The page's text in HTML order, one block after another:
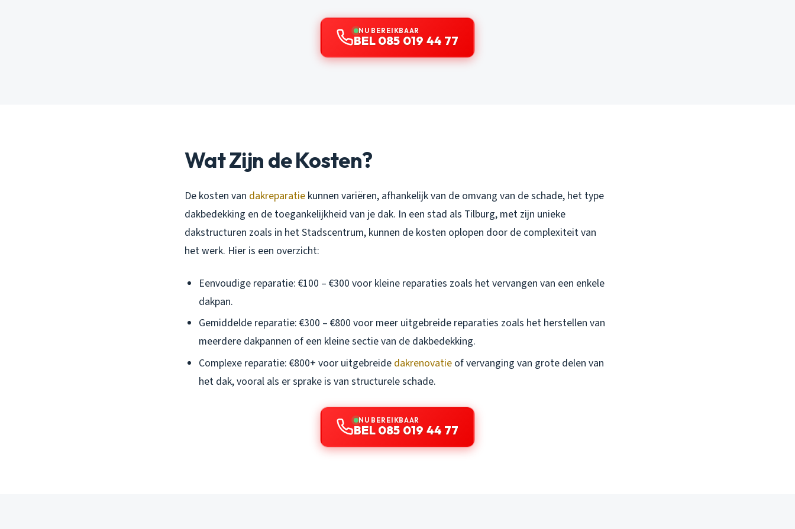
NU BEREIKBAAR
BEL 085 019 44 77
Wat Zijn de Kosten?
De kosten van dakreparatie kunnen variëren, afhankelijk van de omvang van de schade, het type
dakbedekking en de toegankelijkheid van je dak. In een stad als Tilburg, met zijn unieke
dakstructuren zoals in het Stadscentrum, kunnen de kosten oplopen door de complexiteit van
het werk. Hier is een overzicht:
Eenvoudige reparatie: €100 – €300 voor kleine reparaties zoals het vervangen van een enkele
dakpan.
Gemiddelde reparatie: €300 – €800 voor meer uitgebreide reparaties zoals het herstellen van
meerdere dakpannen of een kleine sectie van de dakbedekking.
Complexe reparatie: €800+ voor uitgebreide dakrenovatie of vervanging van grote delen van
het dak, vooral als er sprake is van structurele schade.
NU BEREIKBAAR
BEL 085 019 44 77